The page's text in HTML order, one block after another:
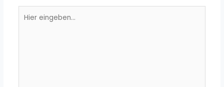
eingeben…